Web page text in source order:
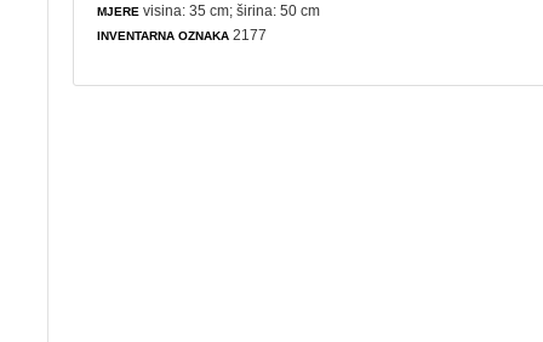
MJERE visina: 35 cm; širina: 50 cm
INVENTARNA OZNAKA 2177